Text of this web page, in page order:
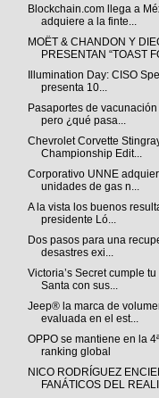
Blockchain.com llega a
adquiere a la finte...
MOËT & CHANDON Y
PRESENTAN “TOAST
Illumination Day: CISO
presenta 10...
Pasaportes de
pero ¿qué pasa...
Chevrolet Corvette
Championship Edit...
Corporativo UNNE
unidades de gas n...
A la vista los buenos
presidente Ló...
Dos pasos para una
desastres exi...
Victoria’s Secret cumple tu
Santa con sus...
Jeep® la marca de
evaluada en el est...
OPPO se mantiene en la
ranking global
NICO RODRÍGUEZ
FANÁTICOS DEL